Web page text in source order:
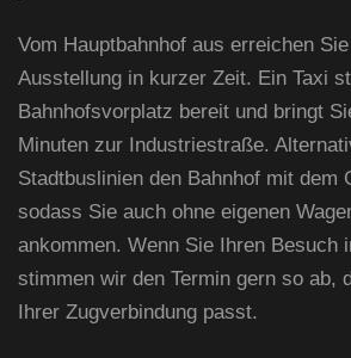
Vom Hauptbahnhof aus erreichen
Ausstellung in kurzer Zeit. Ein Taxi
Bahnhofsvorplatz bereit und bringt
Minuten zur Industriestraße.
Stadtbuslinien den Bahnhof mit dem
sodass Sie auch ohne eigenen
ankommen. Wenn Sie Ihren Besuch
stimmen wir den Termin gern so ab,
Ihrer Zugverbindung passt.